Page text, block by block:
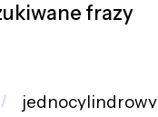
frazy
jednocylindrowy